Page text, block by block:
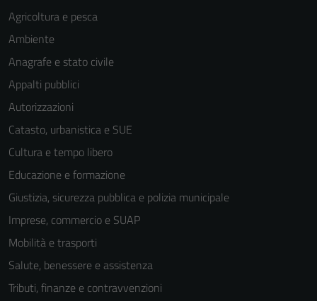
Agricoltura e pesca
Ambiente
Anagrafe e stato civile
Appalti pubblici
Autorizzazioni
Catasto, urbanistica e SUE
Cultura e tempo libero
Educazione e formazione
Giustizia, sicurezza pubblica e polizia municipale
Imprese, commercio e SUAP
Mobilità e trasporti
Salute, benessere e assistenza
Tributi, finanze e contravvenzioni